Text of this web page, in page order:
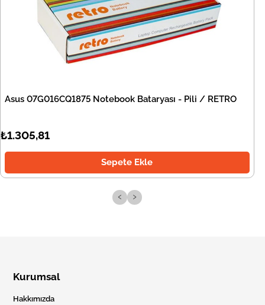
Asus 07G016CQ1875 Notebook Bataryası - Pili / RETRO
₺1.305,81
Sepete Ekle
‹ ›
Kurumsal
Hakkımızda